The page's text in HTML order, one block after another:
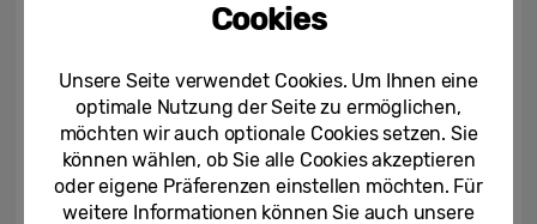
und Grover starten
Zusammenarbeit
10.12.2020
Samsung Galaxy S20 FE und
Galaxy Fit2: Flaggschiff-
Cookies
Unsere Seite verwendet Cookies. Um Ihnen eine
optimale Nutzung der Seite zu ermöglichen,
möchten wir auch optionale Cookies setzen. Sie
können wählen, ob Sie alle Cookies akzeptieren
oder eigene Präferenzen einstellen möchten. Für
weitere Informationen können Sie auch unsere